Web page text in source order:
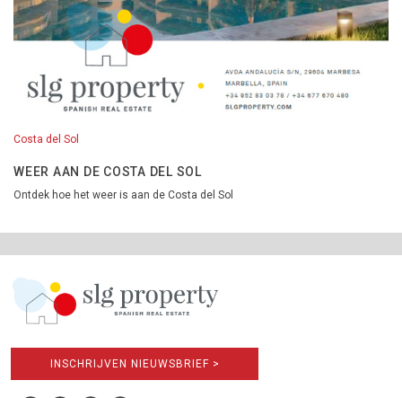
Costa del Sol
WEER AAN DE COSTA DEL SOL
Ontdek hoe het weer is aan de Costa del Sol
INSCHRIJVEN NIEUWSBRIEF >